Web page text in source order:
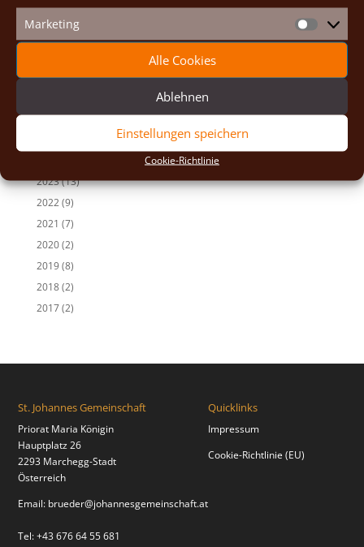
Marketing Marketing
Alle Cookies
Ablehnen
Einstellungen speichern
Cookie-Richtlinie
Auf den Spuren der Heiligen
2026(2)
2023(13)
2022(9)
2021 (7)
2020(2)
2019(8)
2018(2)
2017(2)
St. Johannes Gemeinschaft
Priorat Maria Königin
Hauptplatz 26
2293 Marchegg-Stadt
Österreich
Email: brueder@johannesgemeinschaft.at
Tel: +43 676 64 55 681
Quicklinks
Impressum
Cookie-Richtlinie (EU)